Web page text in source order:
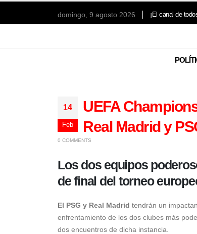
domingo, 9 agosto 2026 ¡El canal de
14
Feb
UEFA
Real Madrid y
0 COMMENTS
Los dos equipos
de final del torneo
El PSG y Real Madrid tendrán un
enfrentamiento de los dos clubes más
dos encuentros de dicha instancia.